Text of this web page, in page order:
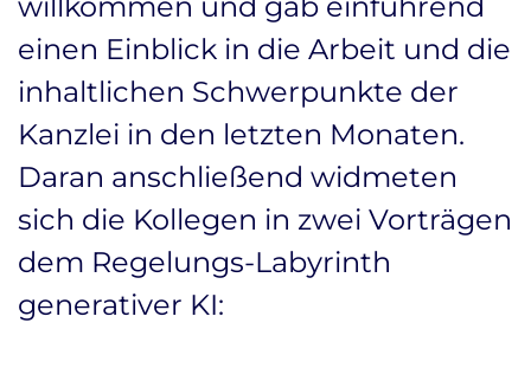
einen Einblick in die Arbeit und die
inhaltlichen Schwerpunkte der
Kanzlei in den letzten Monaten.
Daran anschließend widmeten
sich die Kollegen in zwei Vorträgen
dem Regelungs-Labyrinth
generativer KI: